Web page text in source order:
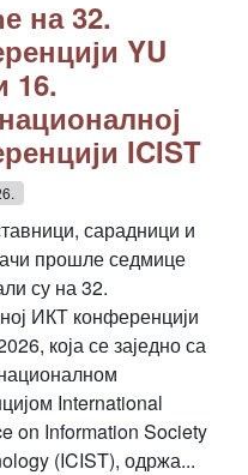
на 32.
YU
16.
ICIST
сарадници и
прошле седмице
су на 32.
ИКТ конференцији
која се заједно са
International
on Information Society
(ICIST), одржа...